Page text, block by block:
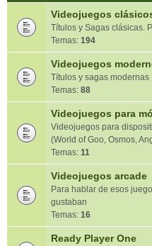
Videojuegos
Títulos y Sagas clásicas.
Temas: 194
Videojuegos
Títulos y sagas modernas
Temas: 88
Videojuegos para
Videojuegos para
(World of Goo, Osmos,
Temas: 11
Videojuegos arcade
Para hablar de esos
gustaban
Temas: 16
Ready Player One